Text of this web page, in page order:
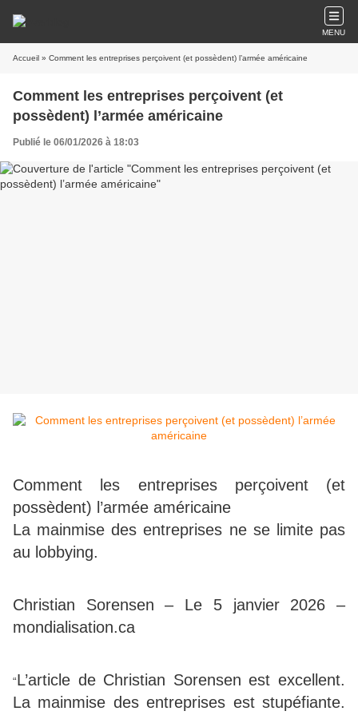
MENU
Accueil » Comment les entreprises perçoivent (et possèdent) l’armée américaine
Comment les entreprises perçoivent (et
possèdent) l’armée américaine
Publié le 06/01/2026 à 18:03
Comment les entreprises perçoivent (et
possèdent) l’armée américaine
La mainmise des entreprises ne se limite pas
au lobbying.
Christian Sorensen – Le 5 janvier 2026 –
mondialisation.ca
“L’article de Christian Sorensen est excellent.
La mainmise des entreprises est stupéfiante.